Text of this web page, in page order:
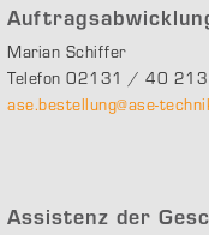
Marian Schiffer
Telefon 02131 / 40
ase.bestellung@ase-
Assistenz der